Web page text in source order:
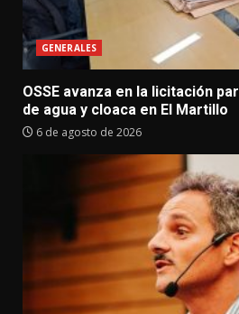
GENERALES
OSSE avanza en la licitación
de agua y cloaca en El Martillo
6 de agosto de 2026